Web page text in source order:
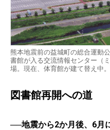
熊本地震前の益城町の総合運動
書館が入る交流情報センター（
場。現在、体育館が建て替え中。
図書館再開への道
──地震から2か月後、6月